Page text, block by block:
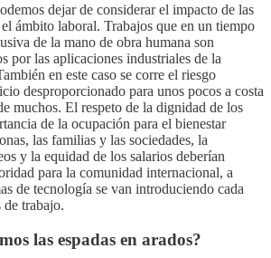
dejar de considerar el impacto de las
ámbito laboral. Trabajos que en un tiempo
de la mano de obra humana son
por las aplicaciones industriales de la
en este caso se corre el riesgo
desproporcionado para unos pocos a costa
muchos. El respeto de la dignidad de los
de la ocupación para el bienestar
las familias y las sociedades, la
y la equidad de los salarios deberían
para la comunidad internacional, a
de tecnología se van introduciendo cada
de trabajo.
las espadas en arados?